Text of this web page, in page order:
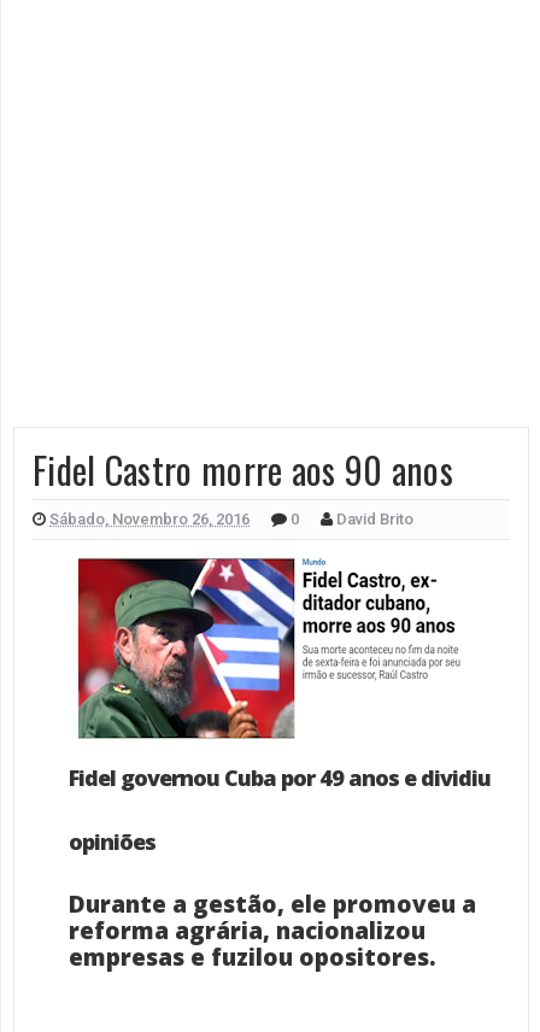
Fidel Castro morre aos 90 anos
Sábado, Novembro 26, 2016 0 David Brito
Fidel governou Cuba por 49 anos e dividiu
opiniões
Durante a gestão, ele promoveu a
reforma agrária, nacionalizou
empresas e fuzilou opositores.